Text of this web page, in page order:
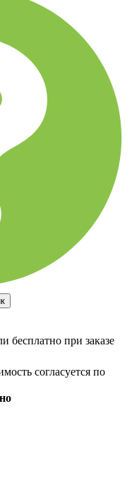
бесплатно при заказе
согласуется по